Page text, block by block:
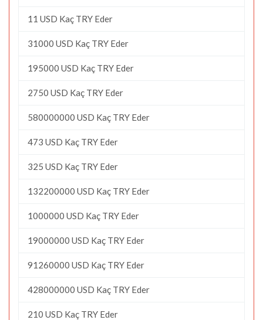
11 USD Kaç TRY Eder
31000 USD Kaç TRY Eder
195000 USD Kaç TRY Eder
2750 USD Kaç TRY Eder
580000000 USD Kaç TRY Eder
473 USD Kaç TRY Eder
325 USD Kaç TRY Eder
132200000 USD Kaç TRY Eder
1000000 USD Kaç TRY Eder
19000000 USD Kaç TRY Eder
91260000 USD Kaç TRY Eder
428000000 USD Kaç TRY Eder
210 USD Kaç TRY Eder